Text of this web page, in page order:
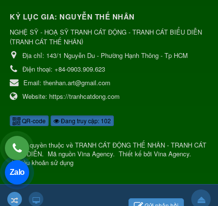
KỶ LỤC GIA: NGUYỄN THẾ NHÂN
NGHỆ SỸ - HOẠ SỸ TRANH CÁT ĐỘNG - TRANH CÁT BIỂU DIỄN
(TRANH CÁT THẾ NHÂN)
Địa chỉ: 143/1 Nguyễn Du - Phường Hạnh Thông - Tp HCM
Điện thoại: +84-0903.909.623
Email: thenhan.art@gmail.com
Website: https://tranhcatdong.com
QR-code Đang truy cập: 102
© Bản quyền thuộc về TRANH CÁT ĐỘNG THẾ NHÂN - TRANH CÁT
BIỂU DIỄN. Mã nguồn Vina Agency. Thiết kế bởi Vina Agency.
|Điều khoản sử dụng
Zalo